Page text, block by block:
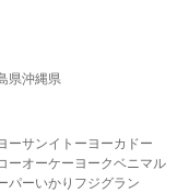
県沖縄県
ーサンイトーヨーカドー
ーオーケー ヨークベニマル
パーいかり フジグラン